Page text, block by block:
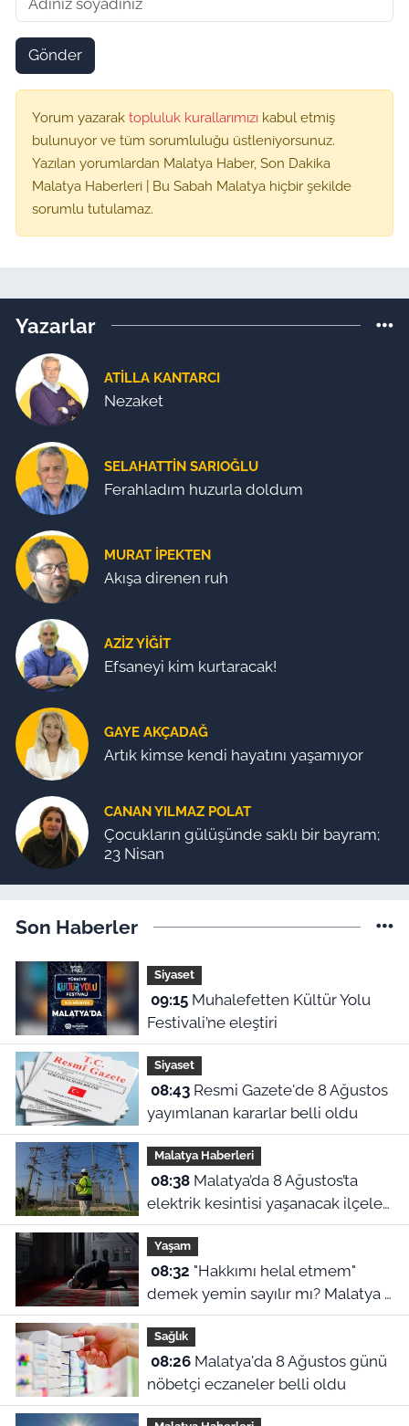
Gönder
Yorum yazarak topluluk kurallarımızı kabul etmiş
bulunuyor ve tüm sorumluluğu üstleniyorsunuz.
Yazılan yorumlardan Malatya Haber, Son Dakika
Malatya Haberleri | Bu Sabah Malatya hiçbir şekilde
sorumlu tutulamaz.
Yazarlar
ATILLA KANTARCI
Nezaket
SELAHATTIN SARIOĞLU
Ferahladım huzurla doldum
MURAT İPEKTEN
Akışa direnen ruh
AZIZ YIĞIT
Efsaneyi kim kurtaracak!
GAYE AKÇADAĞ
Artık kimse kendi hayatını yaşamıyor
CANAN YILMAZ POLAT
Çocukların gülüşünde saklı bir bayram;
23 Nisan
Son Haberler
Siyaset
09:15Muhalefetten Kültür Yolu
Festivali’ne eleştiri
Siyaset
08:43Resmi Gazete'de 8 Ağustos
yayımlanan kararlar belli oldu
Malatya Haberleri
08:38Malatya’da 8 Ağustos’ta
elektrik kesintisi yaşanacak ilçeler
ve mahalleler
Yaşam
08:32
demek yemin sayılır mı? Malatya 8
Ağustos namaz vakitleri
Sağlık
08:26Malatya'da 8 Ağustos günü
nöbetçi eczaneler belli oldu